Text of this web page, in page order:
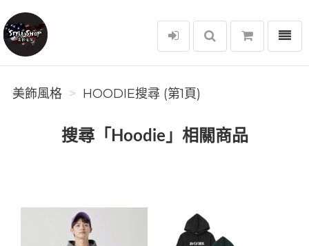
美飾風格
選單
美飾風格 HOODIE搜尋 (第1頁)
搜尋「Hoodie」相關商品